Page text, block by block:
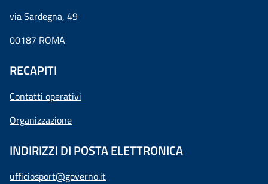
via Sardegna, 49
00187 ROMA
RECAPITI
Contatti operativi
Organizzazione
INDIRIZZI DI POSTA ELETTRONICA
ufficiosport@governo.it